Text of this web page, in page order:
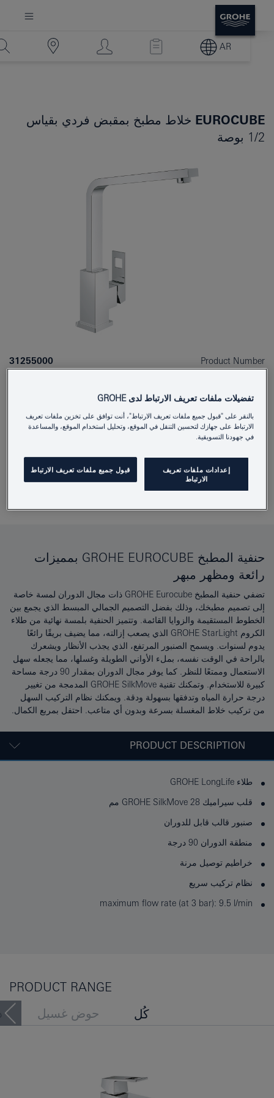
AR
EUROCUBE خلاط مطبخ بمقبض فردي بقياس
1/2 بوصة
Product Number
31255000
Find Showroom or Installer
حنفية المطبخ GROHE EUROCUBE بمميزات
رائعة ومظهر مبهر
تضفي حنفية المطبخ GROHE Eurocube ذات مجال الدوران لمسة خاصة
إلى تصميم مطبخك، وذلك بفضل التصميم الجمالي المبسط الذي يجمع بين
الخطوط المستقيمة والزوايا القائمة. وتتميز الحنفية بلمسة نهائية من طلاء
الكروم GROHE StarLight الذي يصعب إزالته، مما يضيف بريقًا رائعًا
يدوم لسنوات. ويسمح الصنبور المرتفع، الذي يجذب الأنظار ويشعرك
بالراحة في الوقت نفسه، بملء الأواني الطويلة وغسلها، مما يجعله سهل
الاستعمال وممتعًا للنظر. كما يوفر مجال الدوران بمقدار 90 درجة مساحة
كبيرة للاستخدام. وتمكنك تقنية GROHE SilkMove المدمجة من تغيير
درجة حرارة المياه وتدفقها بسهولة ودقة. ويمكنك نظام التركيب السهل
من تركيب خلاط المغسلة بسرعة وبدون أي متاعب. احتفل بمربع الكمال.
PRODUCT DESCRIPTION
طلاء GROHE LongLife
قلب سيراميك GROHE SilkMove 28 مم
صنبور قالب قابل للدوران
منطقة الدوران 90 درجة
خراطيم توصيل مرنة
نظام تركيب سريع
maximum flow rate (at 3 bar): 9.5 l/min
PRODUCT RANGE
كُل حوض غسيل
تفضيلات ملفات تعريف الارتباط لدى GROHE
بالنقر على "قبول جميع ملفات تعريف الارتباط"، أنت توافق على تخزين ملفات تعريف
الارتباط على جهازك لتحسين التنقل في الموقع، وتحليل استخدام الموقع، والمساعدة
في جهودنا التسويقية.
إعدادات ملفات تعريف
الارتباط
قبول جميع ملفات تعريف الارتباط